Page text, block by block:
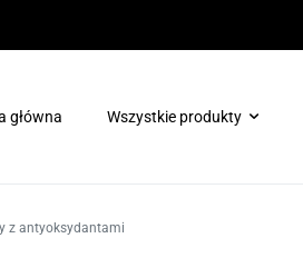
główna Wszystkie produkty
z antyoksydantami